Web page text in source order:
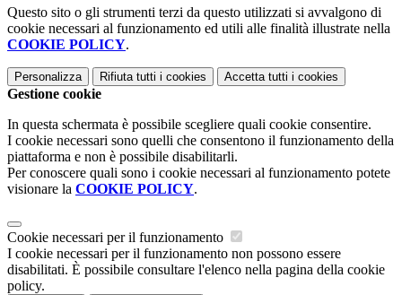
Questo sito o gli strumenti terzi da questo utilizzati si avvalgono di
cookie necessari al funzionamento ed utili alle finalità illustrate nella
COOKIE POLICY.
Personalizza Rifiuta tutti i cookies Accetta tutti i cookies
Gestione cookie
In questa schermata è possibile scegliere quali cookie consentire.
I cookie necessari sono quelli che consentono il funzionamento della
piattaforma e non è possibile disabilitarli.
Per conoscere quali sono i cookie necessari al funzionamento potete
visionare la COOKIE POLICY.
Cookie necessari per il funzionamento
I cookie necessari per il funzionamento non possono essere
disabilitati. È possibile consultare l'elenco nella pagina della cookie
policy.